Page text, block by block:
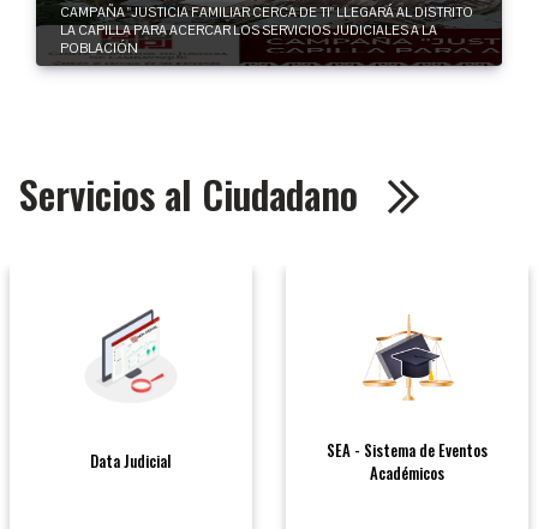
CAMPAÑA "JUSTICIA FAMILIAR CERCA DE TI" LLEGARÁ AL DISTRITO
LA CAPILLA PARA ACERCAR LOS SERVICIOS JUDICIALES A LA
POBLACIÓN
Servicios al Ciudadano
Sistema de Alerta Judicial
Módulo de Sentido de
Decisiones